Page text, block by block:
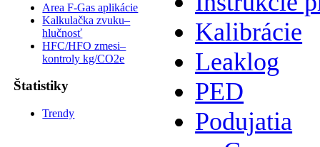
Area F-Gas aplikácie
Kalkulačka zvuku–
hlučnosť
HFC/HFO zmesi–
kontroly kg/CO2e
Štatistiky
Trendy
Kalibrácie
Leaklog
PED
Podujatia